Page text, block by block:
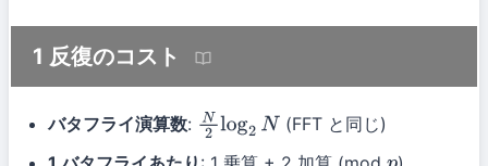
1 反復のコスト
バタフライ演算数: N2log2 N (FFT と同じ)